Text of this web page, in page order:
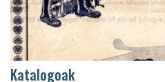
Katalogoak